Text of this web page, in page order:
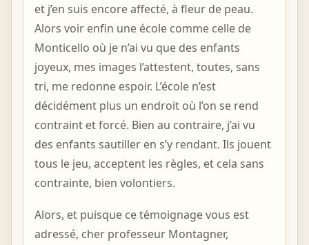
et j’en suis encore affecté, à fleur de peau.
Alors voir enfin une école comme celle de
Monticello où je n’ai vu que des enfants
joyeux, mes images l’attestent, toutes, sans
tri, me redonne espoir. L’école n’est
décidément plus un endroit où l’on se rend
contraint et forcé. Bien au contraire, j’ai vu
des enfants sautiller en s’y rendant. Ils jouent
tous le jeu, acceptent les règles, et cela sans
contrainte, bien volontiers.
Alors, et puisque ce témoignage vous est
adressé, cher professeur Montagner,